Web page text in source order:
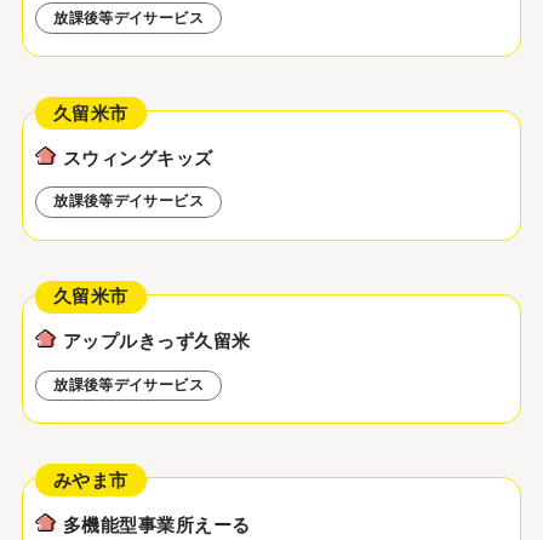
放課後等デイサービス
スウィングキッズ
久留米市
放課後等デイサービス
アップルきっず久留米
久留米市
放課後等デイサービス
多機能型事業所えーる
みやま市